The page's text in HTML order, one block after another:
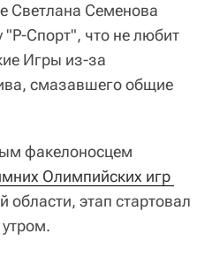
Светлана Семенова
"Р-Спорт", что не любит
Игры из-за
смазавшего общие
факелоносцем
Олимпийских игр
области, этап стартовал